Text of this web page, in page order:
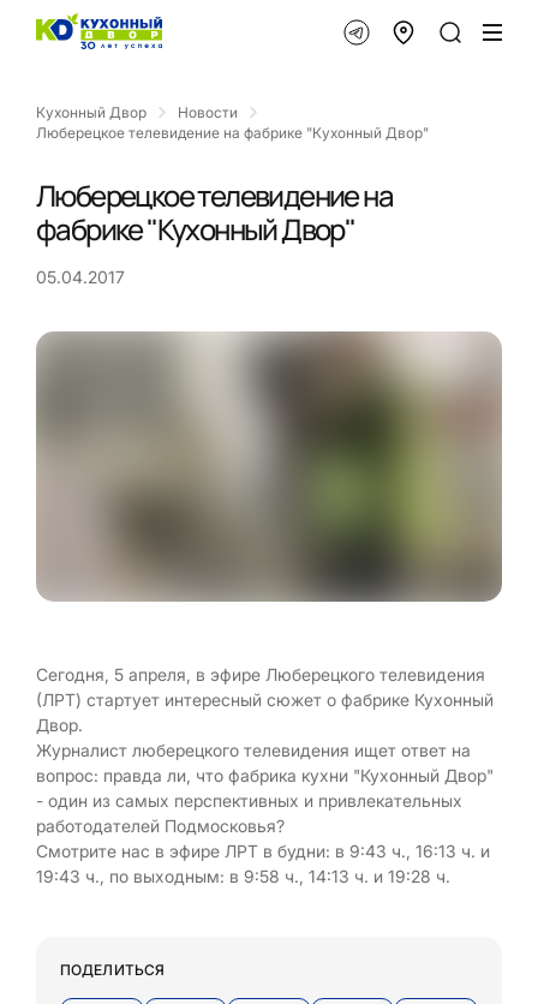
Кухонный Двор
Новости
Люберецкое телевидение на фабрике "Кухонный Двор"
Люберецкое телевидение на
фабрике "Кухонный Двор"
05.04.2017
Сегодня, 5 апреля, в эфире Люберецкого телевидения
(ЛРТ) стартует интересный сюжет о фабрике Кухонный
Двор.
Журналист люберецкого телевидения ищет ответ на
вопрос: правда ли, что фабрика кухни "Кухонный Двор"
- один из самых перспективных и привлекательных
работодателей Подмосковья?
Смотрите нас в эфире ЛРТ в будни: в 9:43 ч., 16:13 ч. и
19:43 ч., по выходным: в 9:58 ч., 14:13 ч. и 19:28 ч.
ПОДЕЛИТЬСЯ